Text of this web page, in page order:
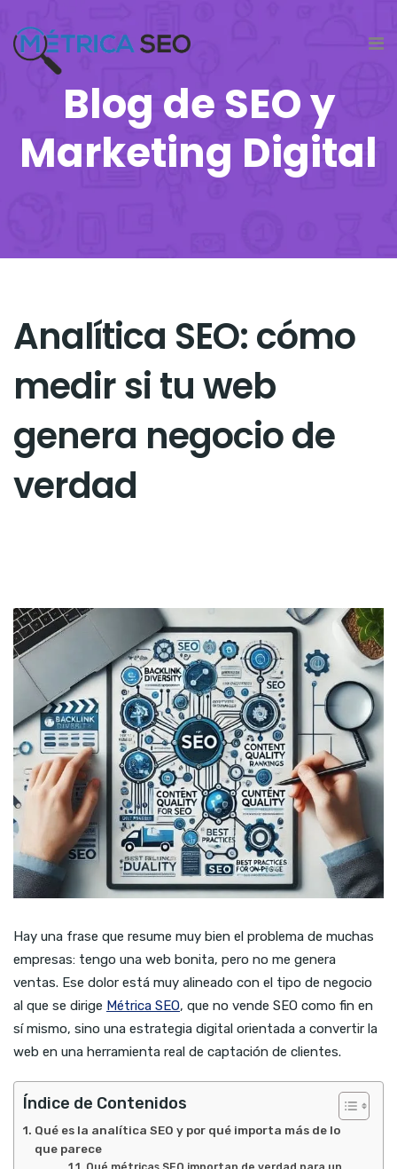
Blog de SEO y
Marketing Digital
Analítica SEO: cómo
medir si tu web
genera negocio de
verdad
Hay una frase que resume muy bien el problema de muchas
empresas: tengo una web bonita, pero no me genera
ventas. Ese dolor está muy alineado con el tipo de negocio
al que se dirige Métrica SEO, que no vende SEO como fin en
sí mismo, sino una estrategia digital orientada a convertir la
web en una herramienta real de captación de clientes.
Índice de Contenidos
Qué es la analítica SEO y por qué importa más de lo
que parece